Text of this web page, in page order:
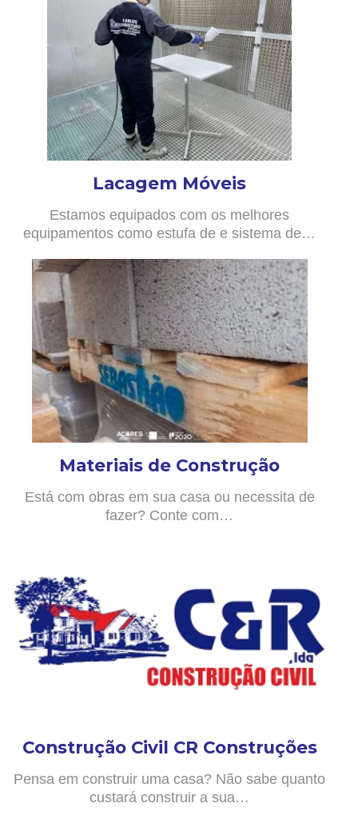
Lacagem Móveis
Estamos equipados com os melhores
equipamentos como estufa de e sistema de…
Materiais de Construção
Está com obras em sua casa ou necessita de
fazer? Conte com…
Construção Civil CR Construções
Pensa em construir uma casa? Não sabe quanto
custará construir a sua…